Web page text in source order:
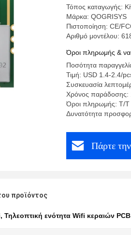
Τόπος καταγωγής:
Μάρκα: QOGRISYS
Πιστοποίηση: CE/
Αριθμό μοντέλου:
Όροι πληρωμής &
Ποσότητα
Τιμή: USD 1.4-2.4/
Συσκευασία
Χρόνος παράδοσης:
Όροι πληρωμής: T/T
Δυνατότητα
Πάρτε
προϊόντος
, Τηλεοπτική ενότητα Wifi κεραιών PCB